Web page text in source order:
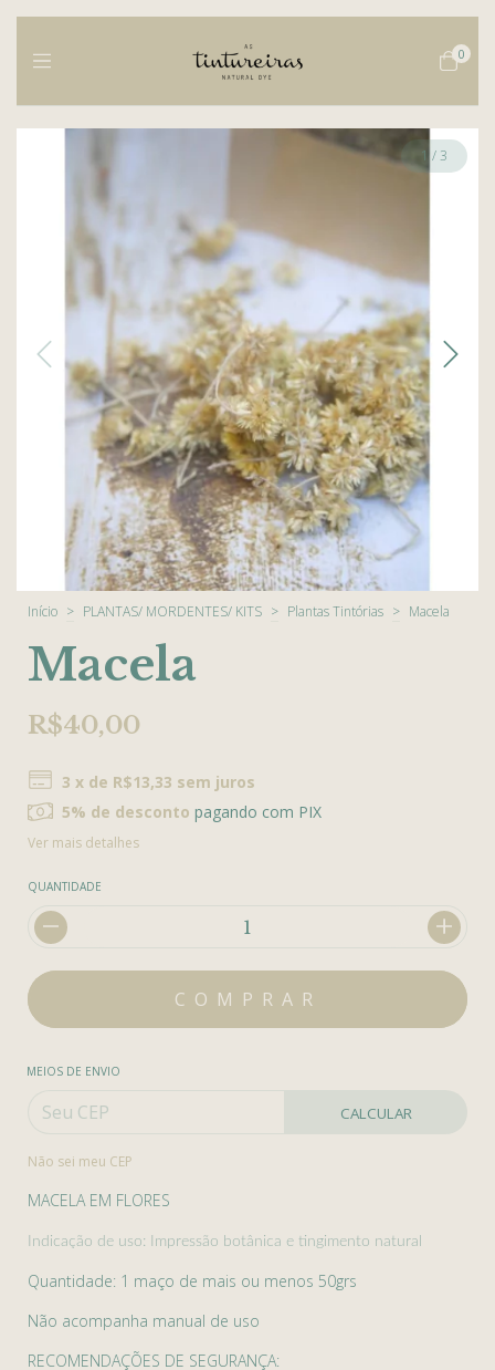
0
1 /3
Início > PLANTAS/ MORDENTES/ KITS > Plantas Tintórias > Macela
Macela
R$40,00
3 x de R$13,33 sem juros
5% de desconto pagando com PIX
Ver mais detalhes
QUANTIDADE
MEIOS DE ENVIO
CALCULAR
Não sei meu CEP
MACELA EM FLORES
Indicação de uso: Impressão botânica e tingimento natural
Quantidade: 1 maço de mais ou menos 50grs
Não acompanha manual de uso
RECOMENDAÇÕES DE SEGURANÇA: